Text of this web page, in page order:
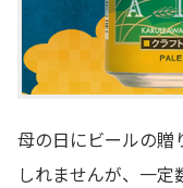
母の日にビールの贈
しれませんが、一定